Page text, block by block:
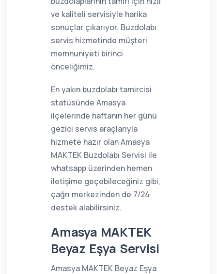
ve kaliteli servisiyle harika
sonuçlar çıkarıyor. Buzdolabı
servis hizmetinde müşteri
memnuniyeti birinci
önceliğimiz.
En yakın buzdolabı tamircisi
statüsünde Amasya
ilçelerinde haftanın her günü
gezici servis araçlarıyla
hizmete hazır olan Amasya
MAKTEK Buzdolabı Servisi ile
whatsapp üzerinden hemen
iletişime geçebileceğiniz gibi,
çağrı merkezinden de 7/24
destek alabilirsiniz.
Amasya MAKTEK
Beyaz Eşya Servisi
Amasya MAKTEK Beyaz Eşya